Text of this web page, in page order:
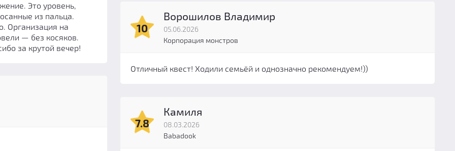
Это уровень,
из пальца.
Организация на
— без косяков.
за крутой вечер!
10
Ворошилов Владимир
05.06.2026
Корпорация монстров
Отличный квест! Ходили семьёй и однозначно рекомендуем!))
7.8
Камиля
08.03.2026
Babadook